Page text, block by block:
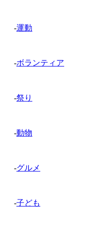
-運動
-ボランティア
-祭り
-動物
-グルメ
-子ども